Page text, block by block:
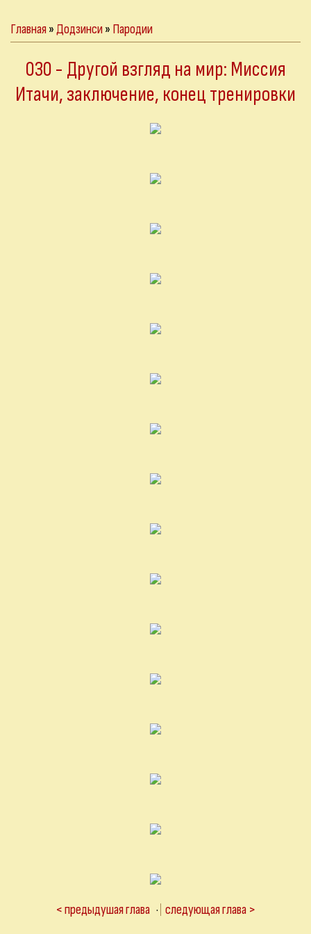
Главная»Додзинси» Пародии
030 - Другой взгляд на мир: Миссия
Итачи, заключение, конец тренировки
< предыдушая глава · следующая глава >